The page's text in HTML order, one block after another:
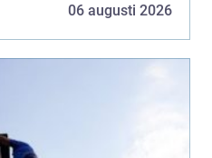
06 augusti 2026